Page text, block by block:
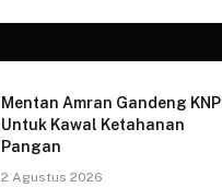
Mentan Amran Gandeng KNPI
Untuk Kawal Ketahanan
Pangan
2 Agustus 2026